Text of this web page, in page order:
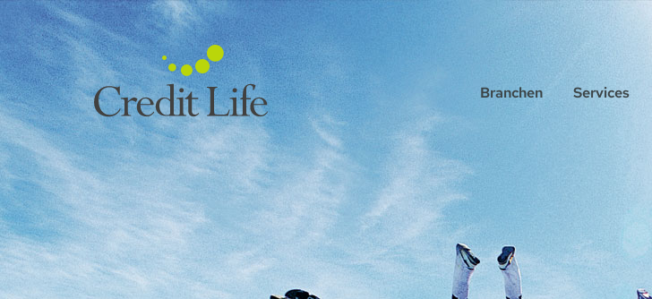
Branchen Services